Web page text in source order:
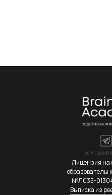
Лицензия на
№Л035-
Выписка из
2015 - 2026 ©